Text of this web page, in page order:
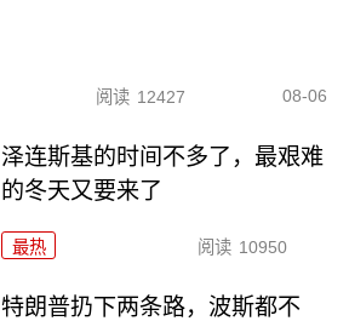
阅读 12427 08-06
泽连斯基的时间不多了，最艰难
的冬天又要来了
最热 阅读 10950
特朗普扔下两条路，波斯都不